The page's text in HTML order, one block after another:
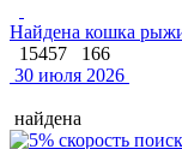
Найдена кошка
15457
166
30 июля 2026
найдена